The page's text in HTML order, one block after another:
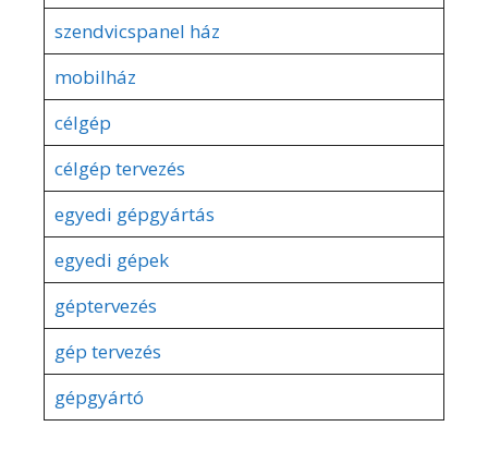
szendvicspanel ház
mobilház
célgép
célgép tervezés
egyedi gépgyártás
egyedi gépek
géptervezés
gép tervezés
gépgyártó